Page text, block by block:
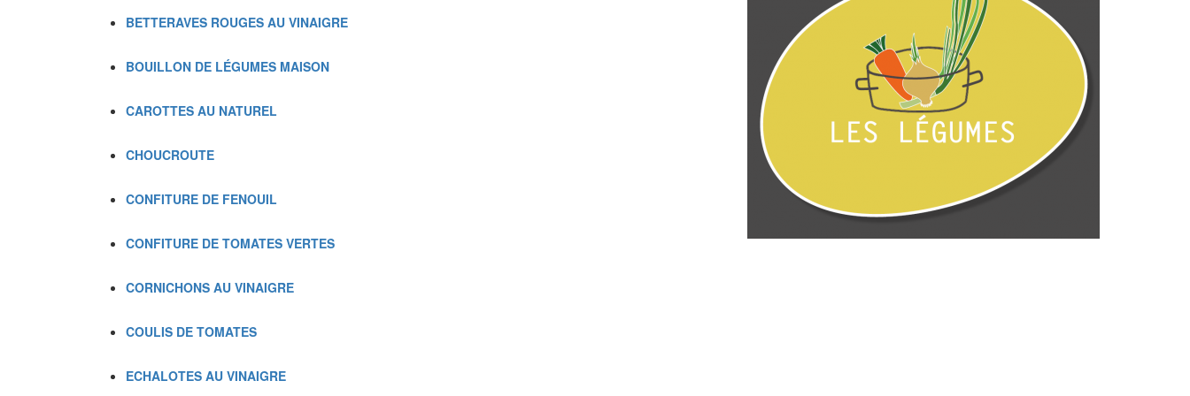
BETTERAVES ROUGES AU VINAIGRE
BOUILLON DE LÉGUMES MAISON
CAROTTES AU NATUREL
CHOUCROUTE
CONFITURE DE FENOUIL
CONFITURE DE TOMATES VERTES
CORNICHONS AU VINAIGRE
COULIS DE TOMATES
ECHALOTES AU VINAIGRE